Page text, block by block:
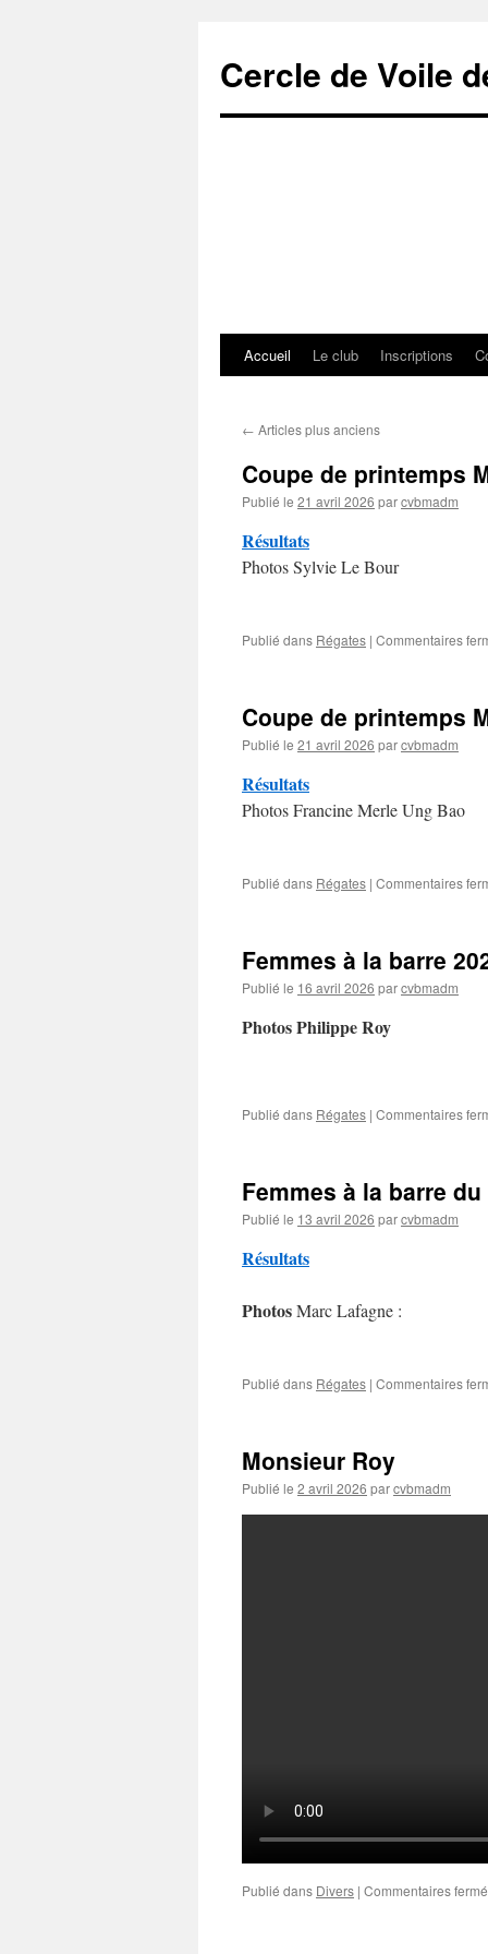
Cercle de Voile
Aller
contenu
Accueil Le club Inscriptions
← Articles plus anciens
Coupe de printemps
Publié le 21 avril 2026 parcvbmadm
Résultats
Photos Sylvie Le Bour
Publié dans Régates | Commentaires
Coupe de printemps
Publié le 21 avril 2026 parcvbmadm
Résultats
Photos Francine Merle Ung Bao
Publié dans Régates | Commentaires
Femmes à la barre
Publié le 16 avril 2026 parcvbmadm
Photos Philippe Roy
Publié dans Régates | Commentaires
Femmes à la barre du
Publié le 13 avril 2026 parcvbmadm
Résultats
PhotosMarc Lafagne :
Publié dans Régates | Commentaires
Monsieur Roy
Publié le 2 avril 2026 parcvbmadm
Publié dans Divers | Commentaires